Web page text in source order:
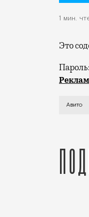
1 мин.
Это
Пароль:
Авито